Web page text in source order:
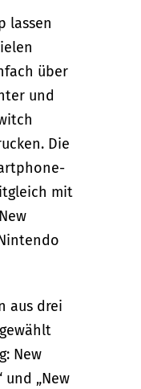
lassen
über
und
Die
mit
aus drei
New
und „New